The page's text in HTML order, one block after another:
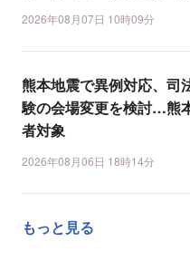
2026年08月07日 10時09分
熊本地震で異例対応、司
験の会場変更を検討…熊
者対象
2026年08月06日 18時14分
もっと見る